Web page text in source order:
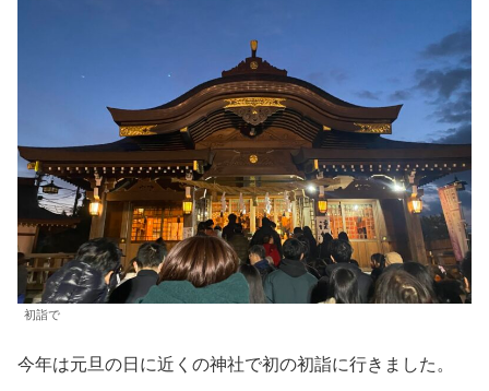
初詣で
今年は元旦の日に近くの神社で初の初詣に行きました。